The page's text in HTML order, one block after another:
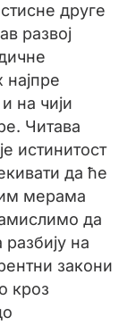
друге
развој
најпре
на чији
Читава
истинитост
да ће
мерама
да
на
закони
кроз